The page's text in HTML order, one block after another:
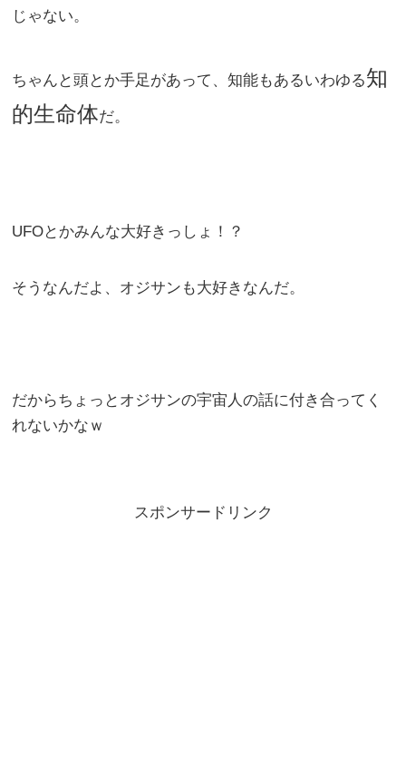
じゃない。
ちゃんと頭とか手足があって、知能もあるいわゆる知
的生命体だ。
UFOとかみんな大好きっしょ！？
そうなんだよ、オジサンも大好きなんだ。
だからちょっとオジサンの宇宙人の話に付き合ってく
れないかなｗ
スポンサードリンク